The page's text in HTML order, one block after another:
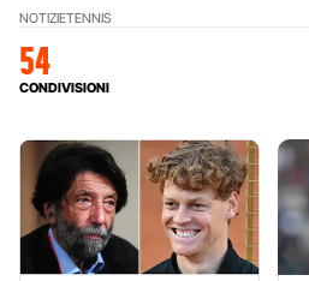
NOTIZIETENNIS
54
CONDIVISIONI